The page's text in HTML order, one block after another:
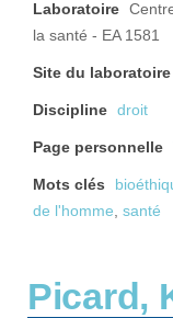
Laboratoire
la santé - EA 1581
Site du laboratoire
Discipline droit
Page personnelle
Mots clés
de l'homme, santé
Picard,